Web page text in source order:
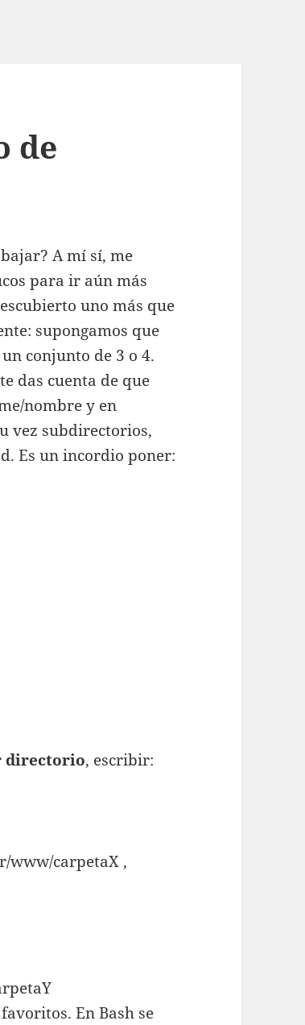
de
A mí sí, me
para ir aún más
uno más que
supongamos que
conjunto de 3 o 4.
das cuenta de que
nombre y en
vez subdirectorios,
Es un incordio poner:
directorio, escribir:
www/carpetaX ,
En Bash se